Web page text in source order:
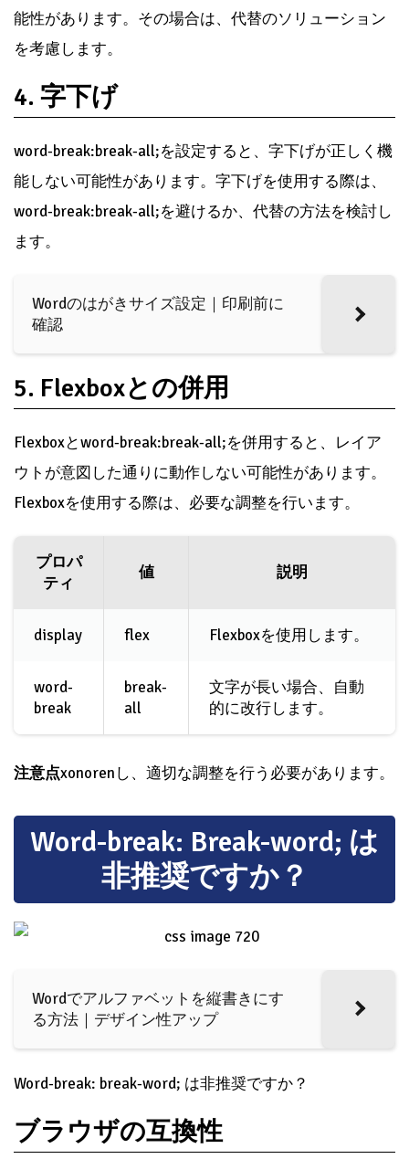
能性があります。その場合は、代替のソリューション
を考慮します。
4. 字下げ
word-break:break-all;を設定すると、字下げが正しく機
能しない可能性があります。字下げを使用する際は、
word-break:break-all;を避けるか、代替の方法を検討し
ます。
Wordのはがきサイズ設定｜印刷前に
確認
5. Flexboxとの併用
Flexboxとword-break:break-all;を併用すると、レイア
ウトが意図した通りに動作しない可能性があります。
Flexboxを使用する際は、必要な調整を行います。
プロパ
ティ
値 説明
display flex Flexboxを使用します。
word-
break
break-
all
文字が長い場合、自動
的に改行します。
注意点xonorenし、適切な調整を行う必要があります。
Word-break: Break-word; は
非推奨ですか？
Wordでアルファベットを縦書きにす
る方法｜デザイン性アップ
Word-break: break-word; は非推奨ですか？
ブラウザの互換性